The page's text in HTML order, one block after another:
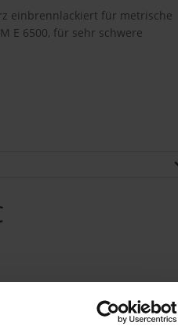
einbrennlackiert für metrische
E 6500, für sehr schwere